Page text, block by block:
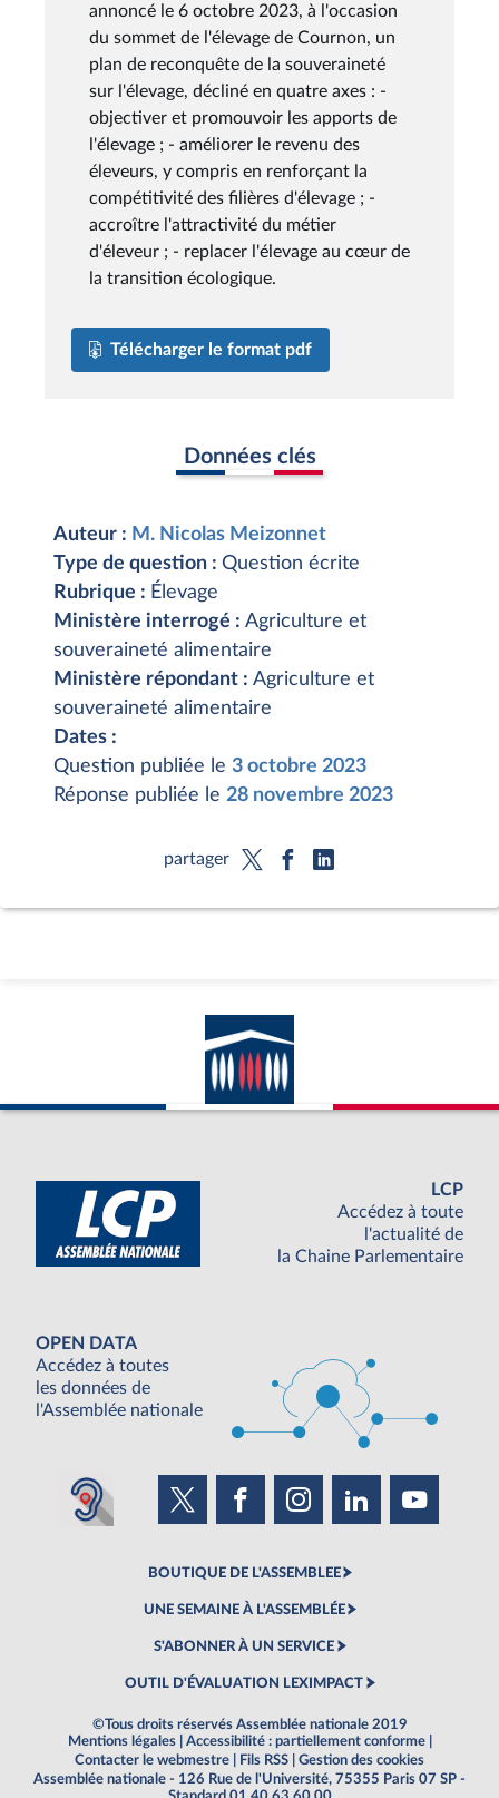
annoncé le 6 octobre 2023, à l'occasion
du sommet de l'élevage de Cournon, un
plan de reconquête de la souveraineté
sur l'élevage, décliné en quatre axes : -
objectiver et promouvoir les apports de
l'élevage ; - améliorer le revenu des
éleveurs, y compris en renforçant la
compétitivité des filières d'élevage ; -
accroître l'attractivité du métier
d'éleveur ; - replacer l'élevage au cœur de
la transition écologique.
Télécharger le format pdf
Données clés
Auteur : M. Nicolas Meizonnet
Type de question : Question écrite
Rubrique : Élevage
Ministère interrogé : Agriculture et
souveraineté alimentaire
Ministère répondant : Agriculture et
souveraineté alimentaire
Dates :
Question publiée le 3 octobre 2023
Réponse publiée le 28 novembre 2023
partager
LCP
Accédez à toute
l'actualité de
la Chaine Parlementaire
OPEN DATA
Accédez à toutes
les données de
l'Assemblée nationale
BOUTIQUE DE L'ASSEMBLEE
UNE SEMAINE À L'ASSEMBLÉE
S'ABONNER À UN SERVICE
OUTIL D'ÉVALUATION LEXIMPACT
©Tous droits réservés Assemblée nationale 2019
Mentions légales
Accessibilité : partiellement conforme
Contacter le webmestre
Fils RSS
Gestion des cookies
Assemblée nationale - 126 Rue de l'Université, 75355 Paris 07 SP -